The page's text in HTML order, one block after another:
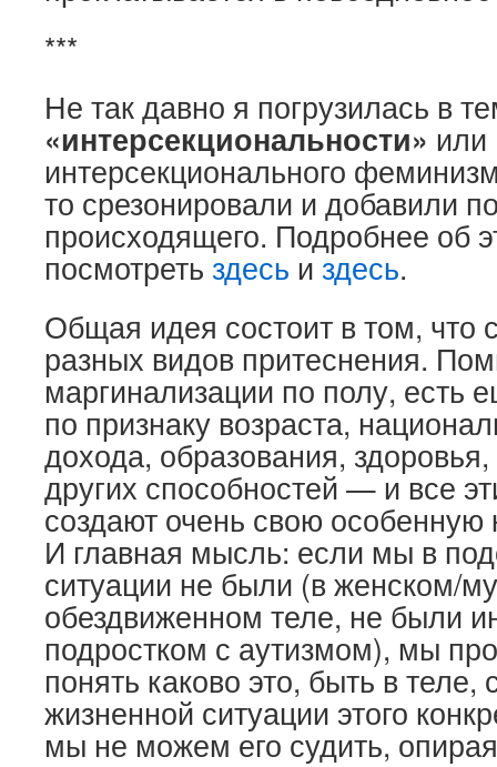
***
Не так давно я погрузилась в
«интерсекциональности» или
интерсекционального
то срезонировали и добавили
происходящего. Подробнее об
посмотреть здесь издесь.
Общая идея состоит в том, что
разных видов притеснения.
маргинализации по полу, есть
по признаку возраста,
дохода, образования,
других способностей — и все
создают очень свою особенную
И главная мысль: если мы в
ситуации не были (в женском/
обездвиженном теле, не были
подростком с аутизмом), мы
понять каково это, быть в теле,
жизненной ситуации этого
мы не можем его судить,